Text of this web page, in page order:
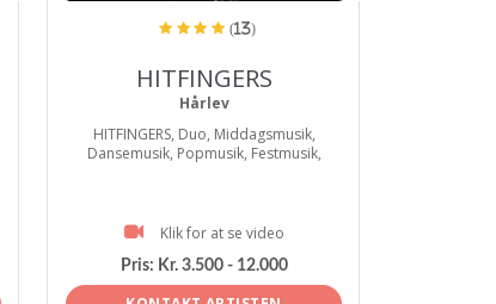
(13)
HITFINGERS
Hårlev
HITFINGERS, Duo, Middagsmusik,
Dansemusik, Popmusik, Festmusik,
Klik for at se video
Pris: Kr. 3.500 - 12.000